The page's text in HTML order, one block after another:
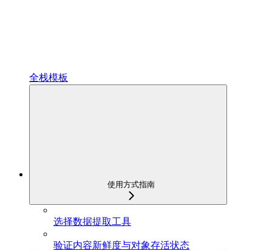
全栈模板
使用方式指南
选择数据提取工具
验证内容新鲜度与对象存活状态